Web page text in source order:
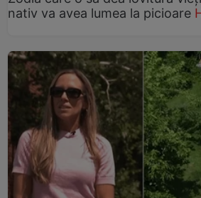
nativ va avea lumea la picioare